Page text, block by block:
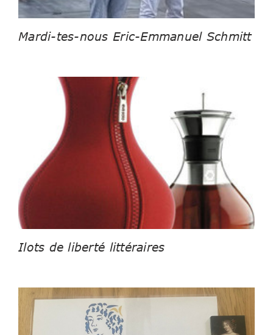
Mardi-tes-nous Eric-Emmanuel Schmitt
Ilots de liberté littéraires